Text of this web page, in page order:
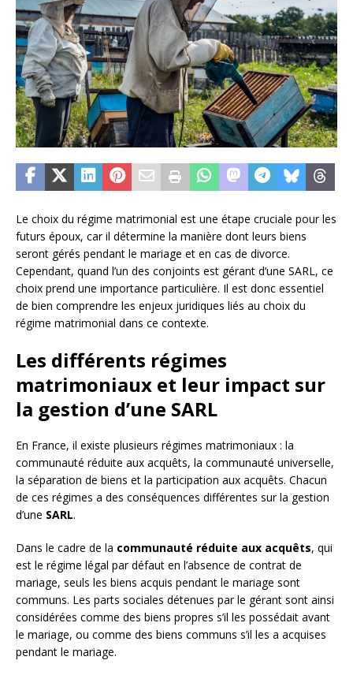
Le choix du régime matrimonial est une étape cruciale pour les
futurs époux, car il détermine la manière dont leurs biens
seront gérés pendant le mariage et en cas de divorce.
Cependant, quand l’un des conjoints est gérant d’une SARL, ce
choix prend une importance particulière. Il est donc essentiel
de bien comprendre les enjeux juridiques liés au choix du
régime matrimonial dans ce contexte.
Les différents régimes
matrimoniaux et leur impact sur
la gestion d’une SARL
En France, il existe plusieurs régimes matrimoniaux : la
communauté réduite aux acquêts, la communauté universelle,
la séparation de biens et la participation aux acquêts. Chacun
de ces régimes a des conséquences différentes sur la gestion
d’une SARL.
Dans le cadre de la communauté réduite aux acquêts, qui
est le régime légal par défaut en l’absence de contrat de
mariage, seuls les biens acquis pendant le mariage sont
communs. Les parts sociales détenues par le gérant sont ainsi
considérées comme des biens propres s’il les possédait avant
le mariage, ou comme des biens communs s’il les a acquises
pendant le mariage.